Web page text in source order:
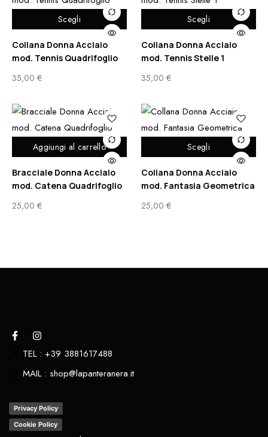
Scegli
Collana Donna Acciaio
mod. Tennis Quadrifoglio
35,00 €
Scegli
Collana Donna Acciaio
mod. Tennis Stelle 1
35,00 €
Aggiungi al carrello
Bracciale Donna Acciaio
mod. Catena Quadrifoglio
25,00 €
Scegli
Collana Donna Acciaio
mod. Fantasia Geometrica
25,00 €
TEL : +39 3881617488
MAIL : shop@lapanteranera.it
Privacy Policy
Cookie Policy